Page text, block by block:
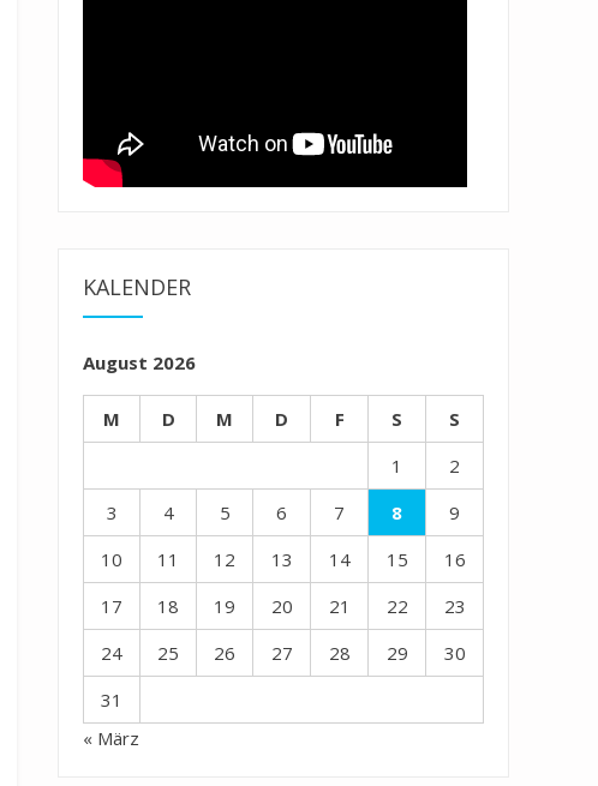
KALENDER
August 2026
M D M D F S
S
1
2
3
4 5 6 7 8
9
10
11 12 13 14 15
16
17
18 19 20 21 22
23
24
25 26 27 28 29
30
31
« März